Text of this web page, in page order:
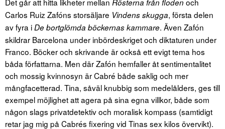
Carlos Ruiz Zafóns storsäljare Vindens skugga, första delen
av fyra iDe bortglömda böckernas kammare. Även Zafón
skildrar Barcelona under inbördeskriget och diktaturen under
Franco. Böcker och skrivande är också ett evigt tema hos
båda författarna. Men där Zafón hemfaller åt sentimentalitet
och mossig kvinnosyn är Cabré både saklig och mer
mångfacetterad. Tina, såväl knubbig som medelålders, ges till
exempel möjlighet att agera på sina egna villkor, både som
någon slags privatdetektiv och moralisk kompass (samtidigt
retar jag mig på Cabrés fixering vid Tinas sex kilos övervikt).